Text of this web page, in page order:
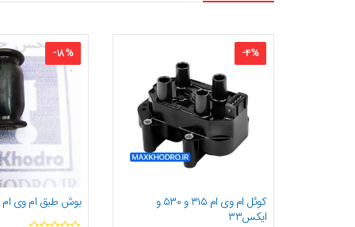
-4%
کوئل ام وی ام ۳۱۵ و ۵۳۰ و
ایکس۳۳
-18%
بوش طبق ام وی ام ۱۱۰